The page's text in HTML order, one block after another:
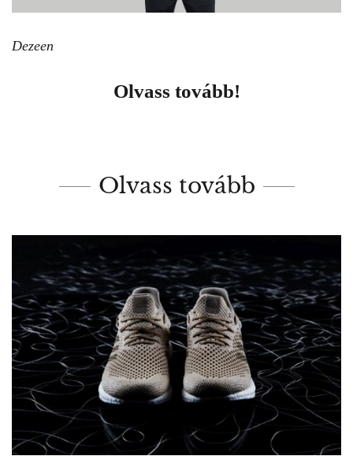
Dezeen
Olvass tovább!
Olvass tovább